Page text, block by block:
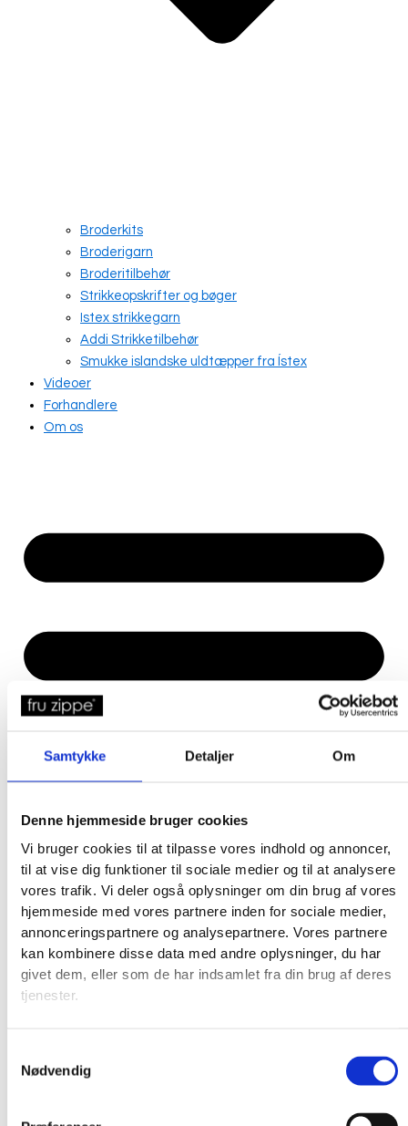
Samtykke Detaljer Om
Denne hjemmeside bruger cookies
Vi bruger cookies til at tilpasse vores indhold og annoncer,
til at vise dig funktioner til sociale medier og til at analysere
vores trafik. Vi deler også oplysninger om din brug af vores
hjemmeside med vores partnere inden for sociale medier,
annonceringspartnere og analysepartnere. Vores partnere
kan kombinere disse data med andre oplysninger, du har
givet dem, eller som de har indsamlet fra din brug af deres
tjenester.
Nødvendig
Broderkits
Broderigarn
Broderitilbehør
Strikkeopskrifter og bøger
Istex strikkegarn
Addi Strikketilbehør
Smukke islandske uldtæpper fra Ístex
Videoer
Forhandlere
Om os